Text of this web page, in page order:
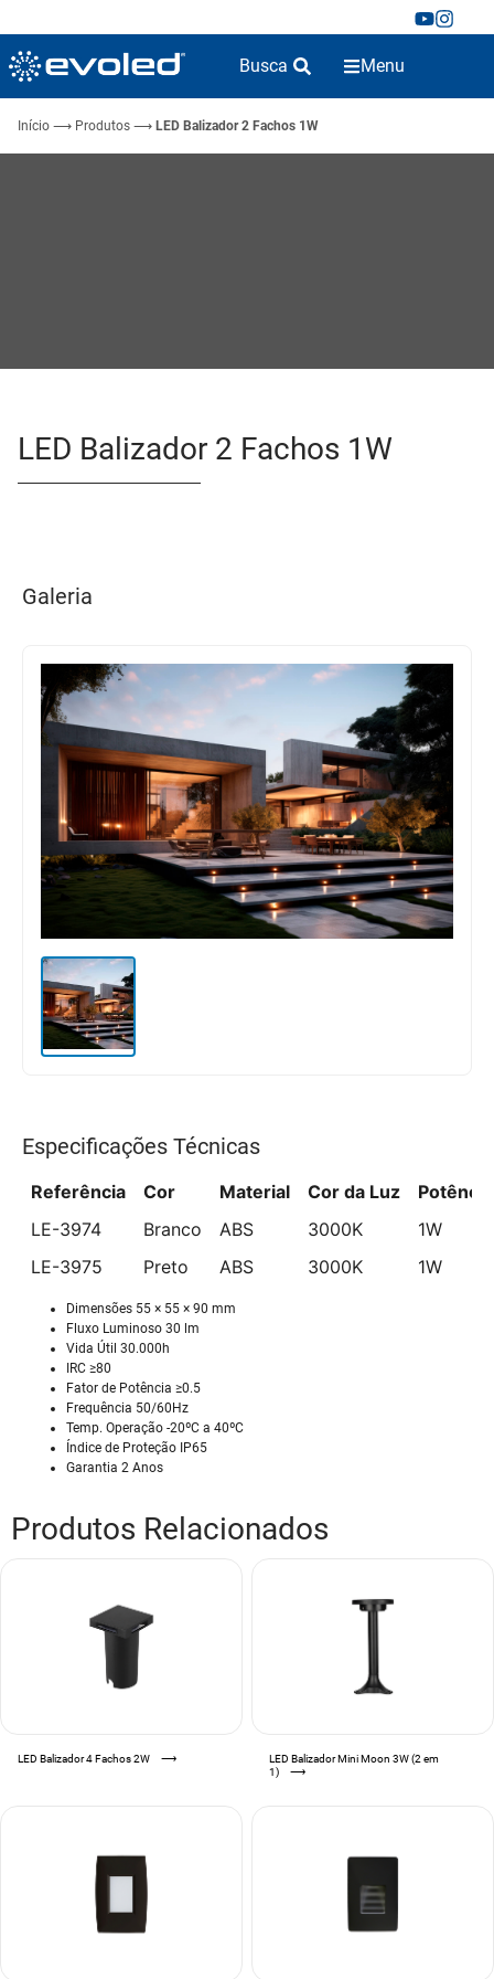
Menu
Busca
Início ⟶ Produtos ⟶ LED Balizador 2 Fachos 1W
LED Balizador 2 Fachos 1W
Galeria
Especificações Técnicas
Referência Cor Material Cor da Luz
Potência
LE-3974
Branco ABS 3000K
1W
LE-3975
Preto ABS 3000K 1W
Dimensões 55 × 55 × 90 mm
Fluxo Luminoso 30 lm
Vida Útil 30.000h
IRC ≥80
Fator de Potência ≥0.5
Frequência 50/60Hz
Temp. Operação -20ºC a 40ºC
Índice de Proteção IP65
Garantia 2 Anos
Produtos Relacionados
LED Balizador 4 Fachos 2W ⟶
LED Balizador Mini Moon 3W (2 em
1)
⟶